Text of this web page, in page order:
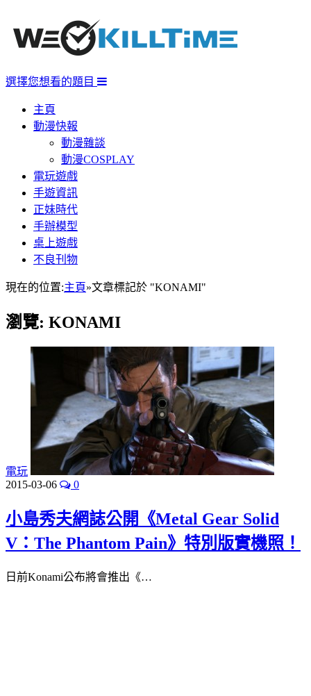
選擇您想看的題目
主頁
動漫快報
動漫雜談
動漫COSPLAY
電玩遊戲
手遊資訊
正妹時代
手辦模型
桌上遊戲
不良刊物
現在的位置:主頁»文章標記於 "KONAMI"
瀏覽: KONAMI
電玩
2015-03-06
0
小島秀夫網誌公開《Metal Gear Solid
V：The Phantom Pain》特別版實機照！
日前Konami公布將會推出《…